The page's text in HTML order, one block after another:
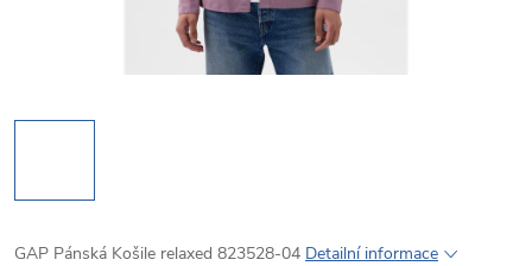
GAP Pánská Košile relaxed 823528-04 Detailní informace